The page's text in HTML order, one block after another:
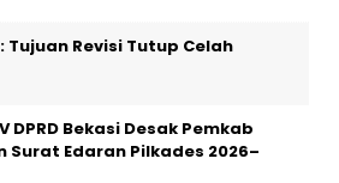
Tujuan Revisi Tutup Celah
DPRD Bekasi Desak Pemkab
Surat Edaran Pilkades 2026–